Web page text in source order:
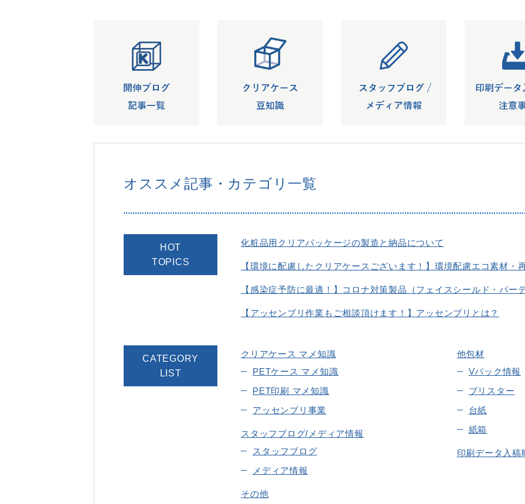
オススメ記事・ カテゴリ一覧
HOT
TOPICS
化粧品用クリアパッケージの製造と納品について
【環境に配慮したクリアケースございます！】環境配慮エコ素材・
【感染症予防に最適！】コロナ対策製品（フェイスシールド・パー
【アッセンブリ作業もご相談頂けます！】アッセンブリとは？
CATEGORY
LIST
クリアケース マメ知識
PETケース マメ知識
PET印刷 マメ知識
アッセンブリ事業
スタッフブログ/メディア情報
スタッフブログ
メディア情報
その他
他包材
Vパック情報
ブリスター
台紙
紙箱
印刷データ入稿